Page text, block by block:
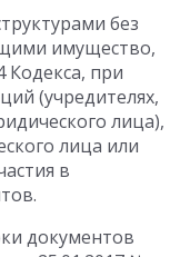
без
имущество,
Кодекса, при
(учредителях,
лица),
лица или
в
документов